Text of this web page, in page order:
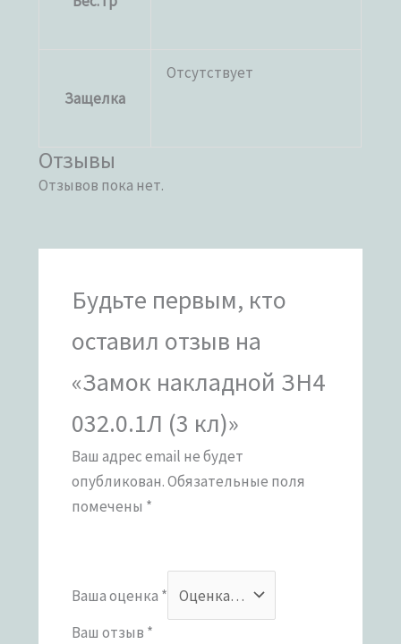
Защелка
Отсутствует
Отзывы
Отзывов пока нет.
Будьте первым, кто
оставил отзыв на
«Замок накладной ЗН4
032.0.1Л (3 кл)»
Ваш адрес email не будет
опубликован.Обязательные поля
помечены *
Ваша оценка *
Ваш отзыв *